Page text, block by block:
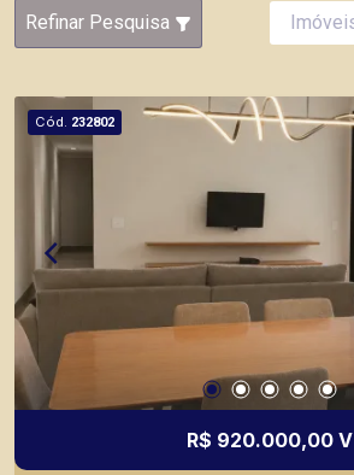
Refinar Pesquisa
Cód. 232802
R$ 920.000,00 V